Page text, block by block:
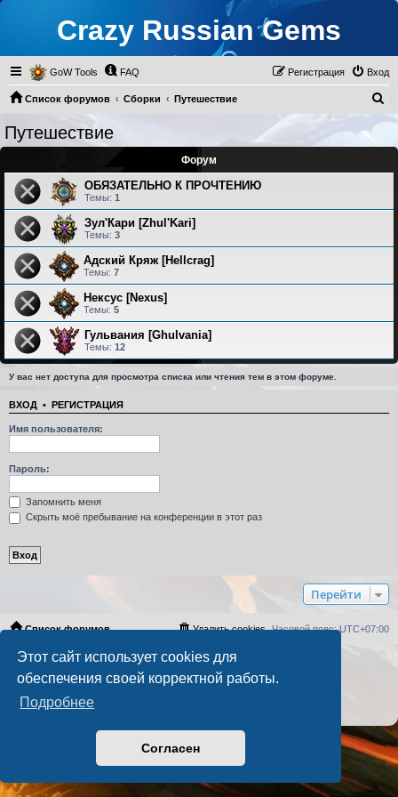
Этот сайт использует cookies для
обеспечения своей корректной работы.
Подробнее
Согласен
Crazy Russian Gems
GoW Tools FAQ Вход
Регистрация
Список форумов Сборки Путешествие
Путешествие
Форум
ОБЯЗАТЕЛЬНО К ПРОЧТЕНИЮ
Темы: 1
Зул'Кари [Zhul'Kari]
Темы: 3
Адский Кряж [Hellcrag]
Темы: 7
Нексус [Nexus]
Темы: 5
Гульвания [Ghulvania]
Темы: 12
У вас нет доступа для просмотра списка или чтения тем в этом форуме.
ВХОД • РЕГИСТРАЦИЯ
Имя пользователя:
Пароль:
Запомнить меня
Скрыть моё пребывание на конференции в этот раз
Перейти
Список форумов Часовой пояс:UTC+07:00
Удалить cookies
Создано на основеphpBB® Forum Software © phpBB Limited
Русская поддержка phpBB